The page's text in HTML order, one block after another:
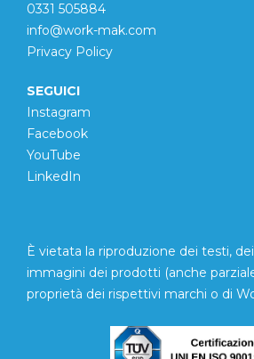
0331 505884
info@work-mak.com
Privacy Policy
SEGUICI
Instagram
Facebook
YouTube
LinkedIn
È vietata la riproduzione dei testi,
immagini dei prodotti (anche
proprietà dei rispettivi marchi o di